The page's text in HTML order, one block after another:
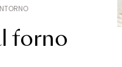
forno